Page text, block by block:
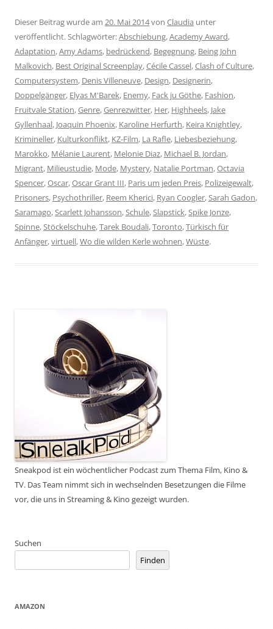
Dieser Beitrag wurde am 20. Mai 2014von Claudia unter
veröffentlicht. Schlagwörter:Abschiebung,Academy Award,
Adaptation,Amy Adams, bedrückend, Begegnung, Being John
Malkovich, Best Original Screenplay,Cécile Cassel,Clash of Culture,
Computersystem, Denis Villeneuve, Design, Designerin,
Doppelgänger, Elyas M'Barek, Enemy, Fack ju Göthe, Fashion,
Fruitvale Station,Genre,Genrezwitter, Her, Highheels, Jake
Gyllenhaal, Joaquin Phoenix, Karoline Herfurth, Keira Knightley,
Krimineller, Kulturkonflikt, KZ-Film, La Rafle, Liebesbeziehung,
Marokko, Mélanie Laurent, Melonie Diaz, Michael B. Jordan,
Migrant, Milieustudie, Mode, Mystery, Natalie Portman,Octavia
Spencer,Oscar,Oscar Grant III, Paris um jeden Preis, Polizeigewalt,
Prisoners, Psychothriller, Reem Kherici, Ryan Coogler,Sarah Gadon,
Saramago,Scarlett Johansson,Schule,Slapstick,Spike Jonze,
Spinne,Stöckelschuhe,Tarek Boudali,Toronto,Türkisch für
Anfänger,virtuell,Wo die wilden Kerle wohnen,Wüste.
Sneakpod ist ein wöchentlicher Podcast zum Thema Film, Kino &
TV. Das Team nimmt sich in wechselnden Besetzungen die Filme
vor, die uns in Streaming & Kino gezeigt wurden.
Suchen
Finden
AMAZON